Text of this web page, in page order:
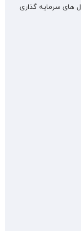
های سرمایه گذاری